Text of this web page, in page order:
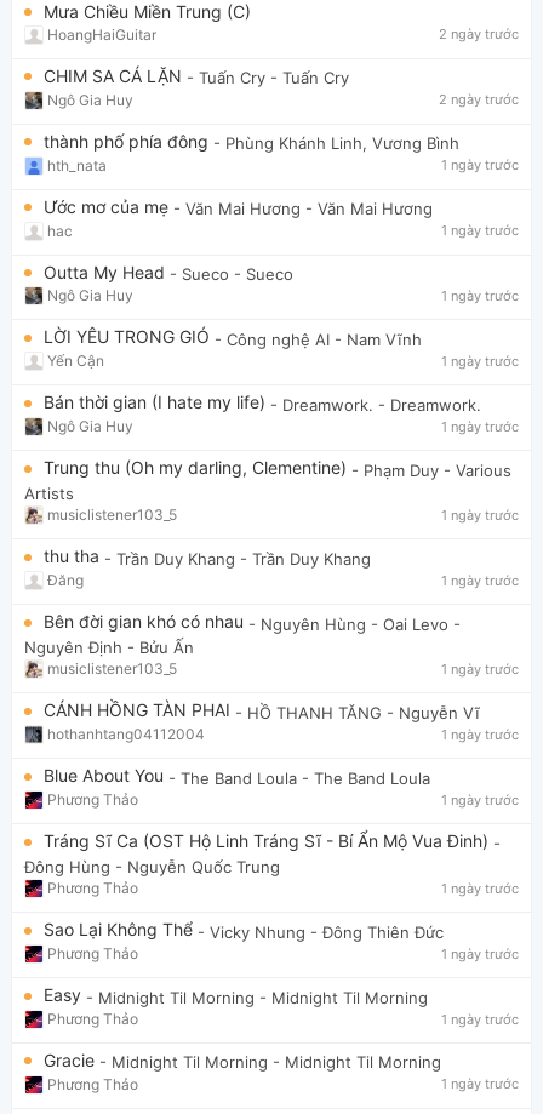
Mưa Chiều Miền Trung (C)
HoangHaiGuitar 2 ngày trước
CHIM SA CÁ LẶN - Tuấn Cry - Tuấn Cry
Ngô Gia Huy 2 ngày trước
thành phố phía đông - Phùng Khánh Linh, Vương Bình
hth_nata 1 ngày trước
Ước mơ của mẹ - Văn Mai Hương - Văn Mai Hương
hac 1 ngày trước
Outta My Head - Sueco - Sueco
Ngô Gia Huy 1 ngày trước
LỜI YÊU TRONG GIÓ - Công nghệ AI - Nam Vĩnh
Yến Cận 1 ngày trước
Bán thời gian (I hate my life) - Dreamwork. - Dreamwork.
Ngô Gia Huy 1 ngày trước
Trung thu (Oh my darling, Clementine) - Phạm Duy - Various
Artists
musiclistener103_5 1 ngày trước
thu tha - Trần Duy Khang - Trần Duy Khang
Đăng 1 ngày trước
Bên đời gian khó có nhau - Nguyên Hùng - Oai Levo -
Nguyên Định - Bửu Ấn
musiclistener103_5 1 ngày trước
CÁNH HỒNG TÀN PHAI - HỒ THANH TĂNG - Nguyễn Vĩ
hothanhtang04112004 1 ngày trước
Blue About You - The Band Loula - The Band Loula
Phương Thảo 1 ngày trước
Tráng Sĩ Ca (OST Hộ Linh Tráng Sĩ - Bí Ẩn Mộ Vua Đinh) -
Đông Hùng - Nguyễn Quốc Trung
Phương Thảo 1 ngày trước
Sao Lại Không Thể - Vicky Nhung - Đông Thiên Đức
Phương Thảo 1 ngày trước
Easy - Midnight Til Morning - Midnight Til Morning
Phương Thảo 1 ngày trước
Gracie - Midnight Til Morning - Midnight Til Morning
Phương Thảo 1 ngày trước